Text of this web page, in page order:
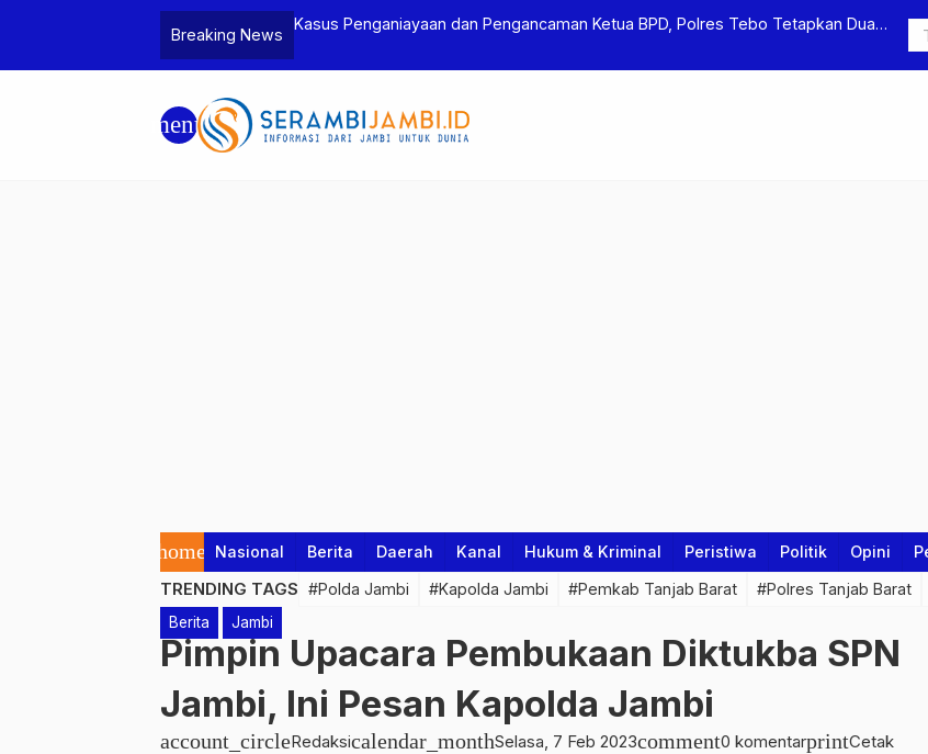
Breaking News
Kasus Penganiayaan dan Pengancaman Ketua BPD, Polres Tebo Tetapkan Dua
menu
home Nasional Berita Daerah Kanal Hukum & Kriminal Peristiwa Politik Opini
TRENDING TAGS #Polda Jambi #Kapolda Jambi #Pemkab Tanjab Barat #Polres Tanjab Barat
Berita Jambi
Pimpin Upacara Pembukaan Diktukba SPN
Jambi, Ini Pesan Kapolda Jambi
account_circleRedaksicalendar_monthSelasa, 7 Feb 2023comment0 komentarprintCetak